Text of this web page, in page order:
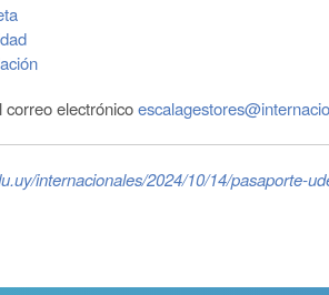
correo electrónico
internacionales/2024/10/14/pasaporte-